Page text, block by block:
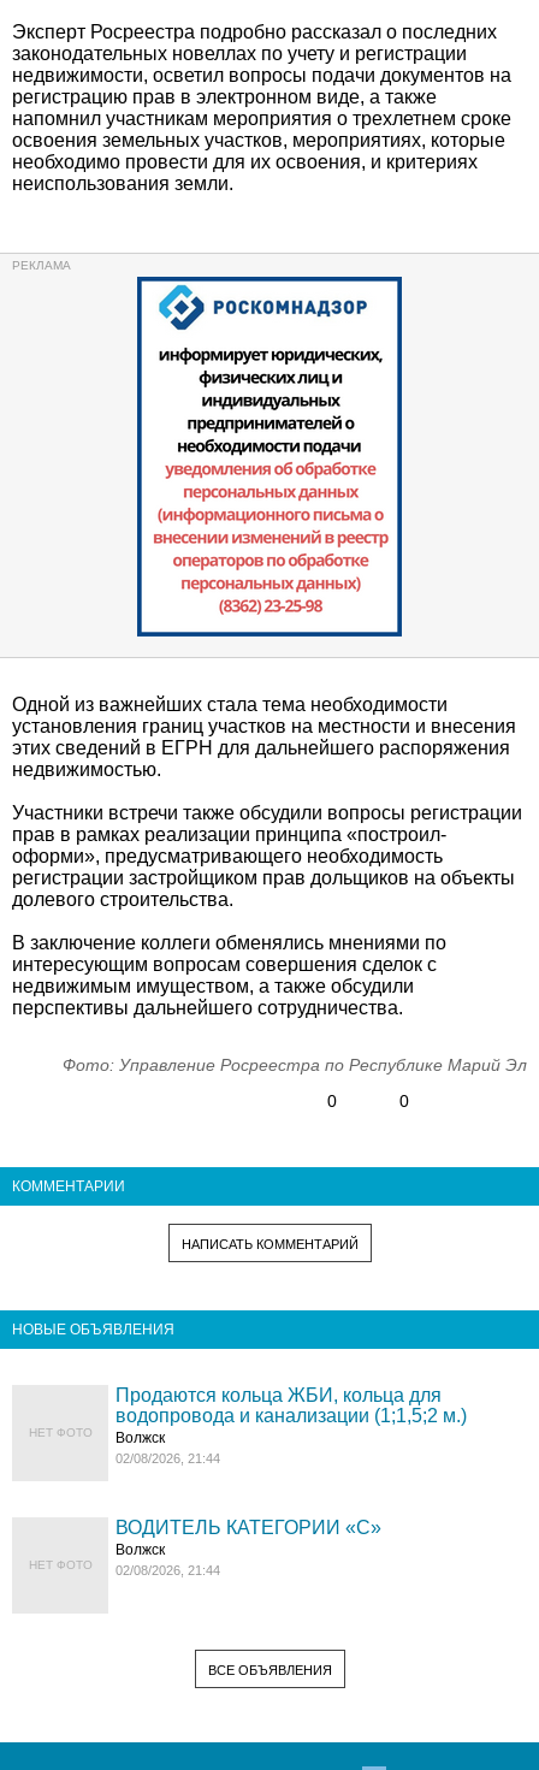
Эксперт Росреестра подробно рассказал о последних
законодательных новеллах по учету и регистрации
недвижимости, осветил вопросы подачи документов на
регистрацию прав в электронном виде, а также
напомнил участникам мероприятия о трехлетнем сроке
освоения земельных участков, мероприятиях, которые
необходимо провести для их освоения, и критериях
неиспользования земли.
Одной из важнейших стала тема необходимости
установления границ участков на местности и внесения
этих сведений в ЕГРН для дальнейшего распоряжения
недвижимостью.
Участники встречи также обсудили вопросы регистрации
прав в рамках реализации принципа «построил-
оформи», предусматривающего необходимость
регистрации застройщиком прав дольщиков на объекты
долевого строительства.
В заключение коллеги обменялись мнениями по
интересующим вопросам совершения сделок с
недвижимым имуществом, а также обсудили
перспективы дальнейшего сотрудничества.
Фото: Управление Росреестра по Республике Марий Эл
0
0
КОММЕНТАРИИ
НАПИСАТЬ КОММЕНТАРИЙ
НОВЫЕ ОБЪЯВЛЕНИЯ
НЕТ ФОТО
Продаются кольца ЖБИ, кольца для
водопровода и канализации (1;1,5;2 м.)
Волжск
02/08/2026, 21:44
НЕТ ФОТО
ВОДИТЕЛЬ КАТЕГОРИИ «C»
Волжск
02/08/2026, 21:44
ВСЕ ОБЪЯВЛЕНИЯ